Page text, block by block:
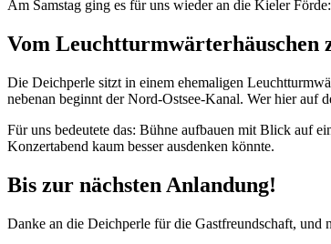
Am Samstag ging es für uns wieder an die Kieler
Vom Leuchtturmwärterhäuschen
Die Deichperle sitzt in einem ehemaligen
nebenan beginnt der Nord-Ostsee-Kanal. Wer hier auf
Für uns bedeutete das: Bühne aufbauen mit Blick auf
Konzertabend kaum besser ausdenken könnte.
Bis zur nächsten Anlandung!
Danke an die Deichperle für die Gastfreundschaft, und